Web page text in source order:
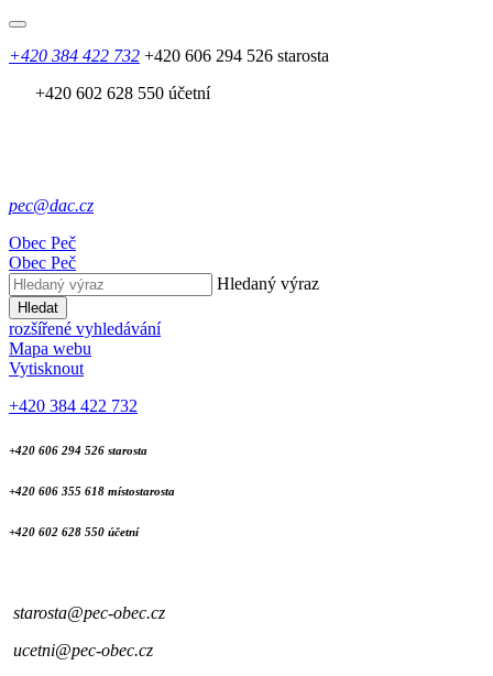
+420 384 422 732 +420 606 294 526 starosta
+420 602 628 550 účetní
pec@dac.cz
Obec Peč
Obec Peč
Hledaný výraz
Hledat
rozšířené vyhledávání
Mapa webu
Vytisknout
+420 384 422 732
+420 606 294 526 starosta
+420 606 355 618 místostarosta
+420 602 628 550 účetní
starosta@pec-obec.cz
ucetni@pec-obec.cz